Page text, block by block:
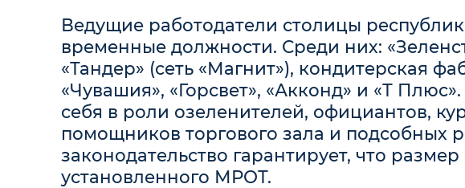
Ведущие работодатели столицы
временные должности. Среди них:
«Тандер» (сеть «Магнит»), кондитерская
«Чувашия», «Горсвет», «Акконд» и «Т
себя в роли озеленителей, официантов,
помощников торгового зала и подсобных
законодательство гарантирует, что
установленного МРОТ.